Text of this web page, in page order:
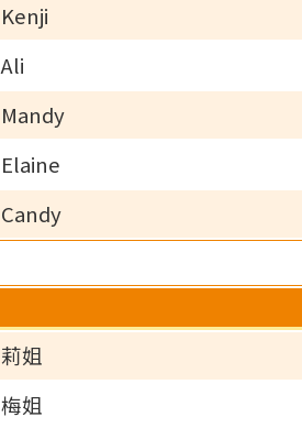
Kenji
Ali
Mandy
Elaine
Candy
莉姐
梅姐